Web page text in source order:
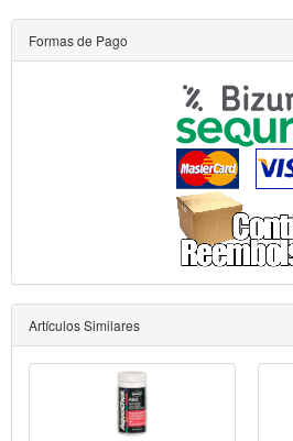
Formas de Pago
Artículos Similares